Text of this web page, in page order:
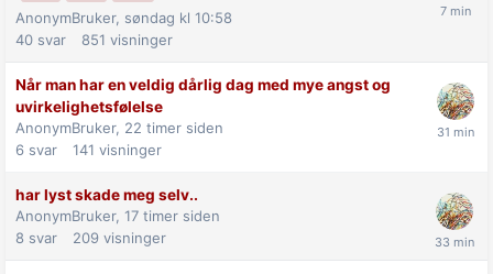
AnonymBruker, søndag kl 10:58
40 svar 851 visninger
Når man har en veldig dårlig dag med mye angst og
uvirkelighetsfølelse
AnonymBruker, 22 timer siden
6 svar 141 visninger
har lyst skade meg selv..
AnonymBruker, 17 timer siden
8 svar 209 visninger